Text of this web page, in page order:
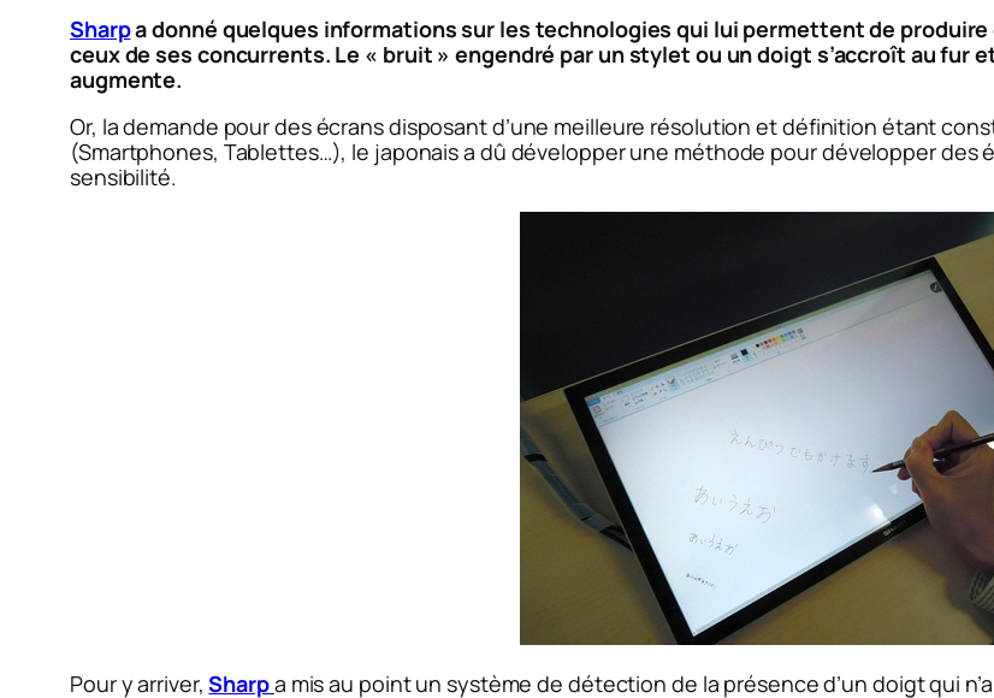
Sharpa donné quelques informations sur les technologies qui lui permettent de
ceux de ses concurrents. Le « bruit » engendré par un stylet ou un doigt s’accroît au fur
augmente.
Or, la demande pour des écrans disposant d’une meilleure résolution et définition étant
(Smartphones, Tablettes…), le japonais a dû développer une méthode pour développer des
sensibilité.
Pour y arriver,Sharpa mis au point un système de détection de la présence d’un doigt qui